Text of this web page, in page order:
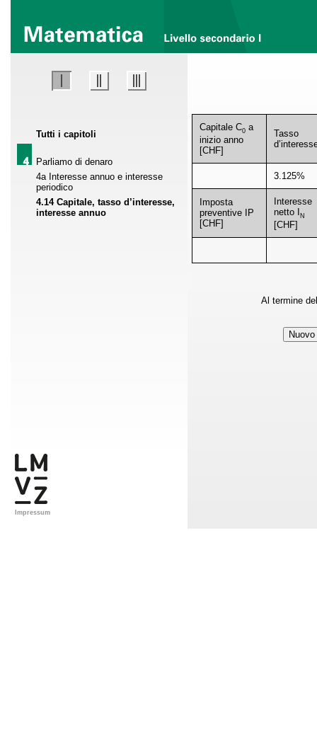
Tutti i capitoli
Parliamo di denaro
4a Interesse annuo e interesse
periodico
4.14 Capitale, tasso d’interesse,
interesse annuo
Capitale C0 a
inizio anno
[CHF]
Tasso
3.125%
Imposta
preventive IP
[CHF]
Interesse
netto I
N
[CHF]
Al termine
Impressum